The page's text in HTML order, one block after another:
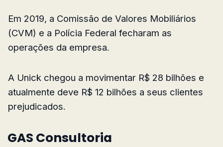
Em 2019, a Comissão de Valores Mobiliários
(CVM) e a Polícia Federal fecharam as
operações da empresa.
A Unick chegou a movimentar R$ 28 bilhões e
atualmente deve R$ 12 bilhões a seus clientes
prejudicados.
GAS Consultoria